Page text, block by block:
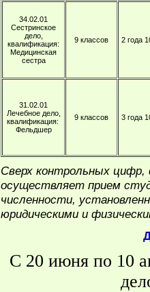
34.02.01
Сестринское
дело,
квалификация:
Медицинская
сестра
9 классов 2 года
31.02.01
Лечебное дело,
квалификация:
Фельдшер
9 классов 3 года
Сверх контрольных
осуществляет прием
численности,
юридическими и
С 20 июня по 10